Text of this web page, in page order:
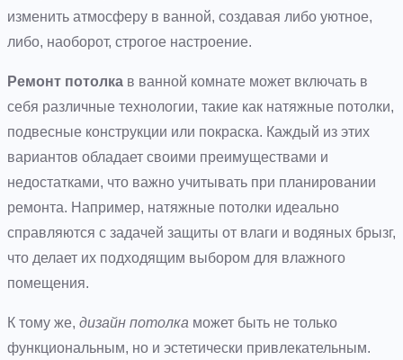
изменить атмосферу в ванной, создавая либо уютное,
либо, наоборот, строгое настроение.
Ремонт потолка в ванной комнате может включать в
себя различные технологии, такие как натяжные потолки,
подвесные конструкции или покраска. Каждый из этих
вариантов обладает своими преимуществами и
недостатками, что важно учитывать при планировании
ремонта. Например, натяжные потолки идеально
справляются с задачей защиты от влаги и водяных брызг,
что делает их подходящим выбором для влажного
помещения.
К тому же, дизайн потолка может быть не только
функциональным, но и эстетически привлекательным.